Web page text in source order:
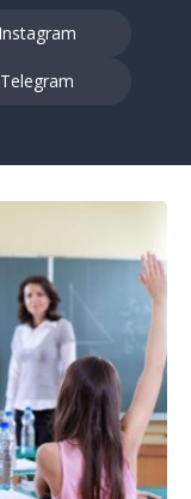
Instagram
Telegram